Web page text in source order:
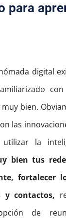
para
digital
bien.
las
la
bien tus
fortalecer
y contactos,
de